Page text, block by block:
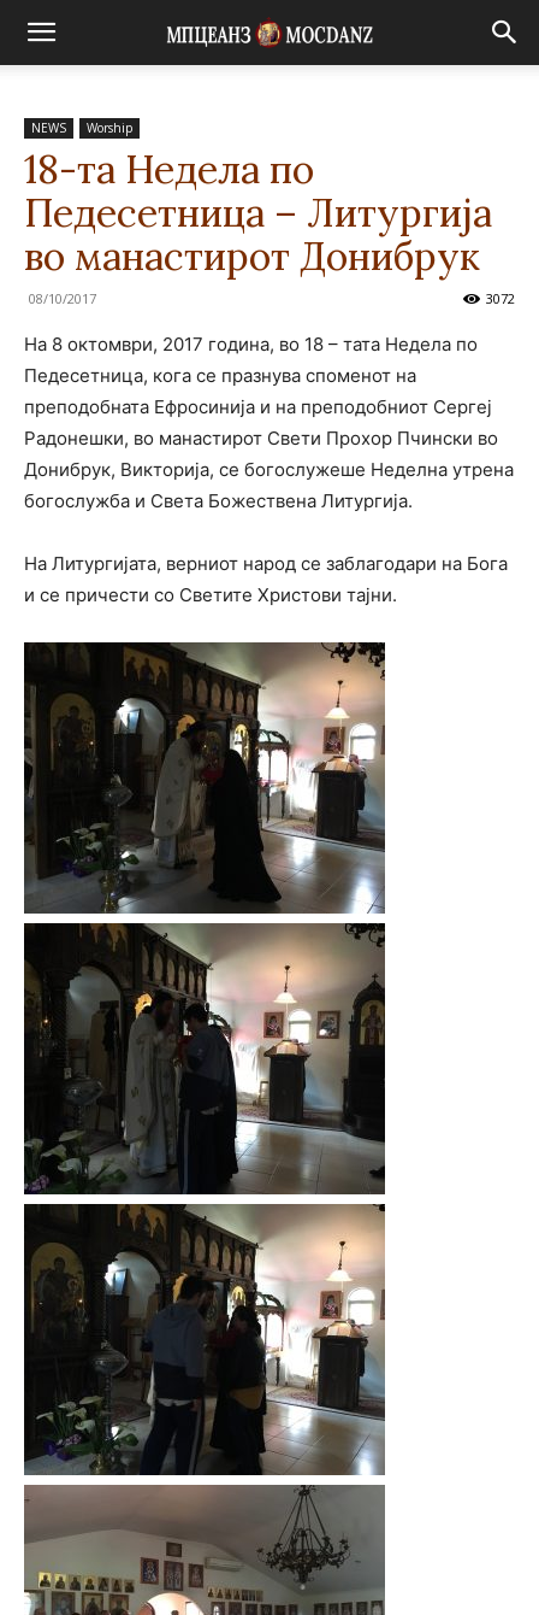
NEWS Worship
18-та Недела по
Педесетница – Литургија
во манастирот Донибрук
08/10/2017 3072
На 8 октомври, 2017 година, во 18 – тата Недела по
Педесетница, кога се празнува споменот на
преподобната Ефросинија и на преподобниот Сергеј
Радонешки, во манастирот Свети Прохор Пчински во
Донибрук, Викторија, се богослужеше Неделна утрена
богослужба и Света Божествена Литургија.
На Литургијата, верниот народ се заблагодари на Бога
и се причести со Светите Христови тајни.